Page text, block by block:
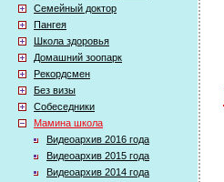
Семейный доктор
Пангея
Школа здоровья
Домашний зоопарк
Рекордсмен
Без визы
Собеседники
Мамина школа
Видеоархив 2016 года
Видеоархив 2015 года
Видеоархив 2014 года